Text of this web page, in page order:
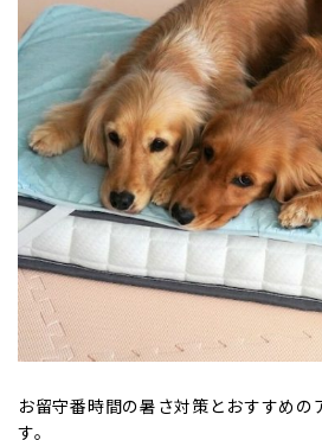
お留守番時間の暑さ対策とおすすめの
す。